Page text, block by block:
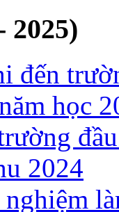
2025)
đến
học
2024